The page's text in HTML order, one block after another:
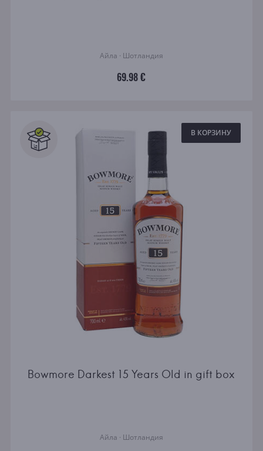
Айла · Шотландия
69.98 €
В КОРЗИНУ
Bowmore Darkest 15 Years Old in gift box
Айла · Шотландия